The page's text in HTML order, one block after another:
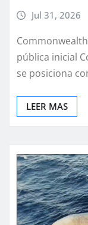
Jul 31, 2026
pública inicial
se posiciona
LEER MAS